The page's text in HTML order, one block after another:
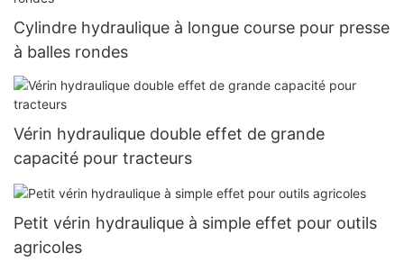
Cylindre hydraulique à longue course pour presse
à balles rondes
Vérin hydraulique double effet de grande
capacité pour tracteurs
Petit vérin hydraulique à simple effet pour outils
agricoles